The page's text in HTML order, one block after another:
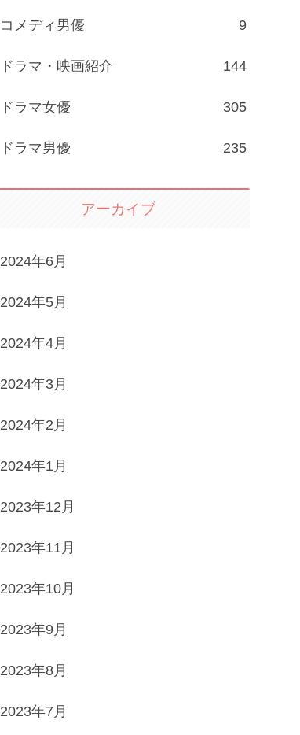
コメディ男優 9
ドラマ・映画紹介 144
ドラマ女優 305
ドラマ男優 235
アーカイブ
2024年6月
2024年5月
2024年4月
2024年3月
2024年2月
2024年1月
2023年12月
2023年11月
2023年10月
2023年9月
2023年8月
2023年7月